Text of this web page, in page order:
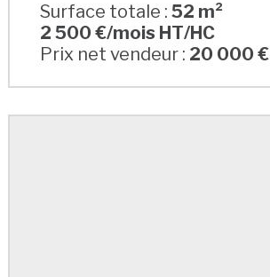
Surface totale :52 m²
2 500 €/mois HT/HC
Prix net vendeur : 20 000 €